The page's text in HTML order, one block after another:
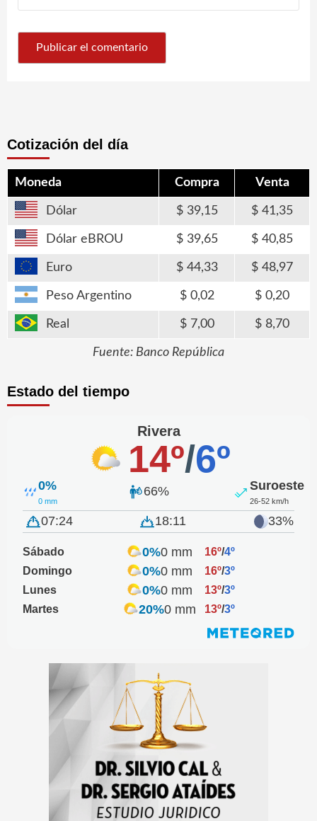
Cotización del día
Moneda Compra Venta
Dólar 39,15 41,35
Dólar eBROU 39,65 40,85
Euro 44,33 48,97
Peso Argentino 0,02 0,20
Real 7,00 8,70
Fuente: Banco República
Estado del tiempo
Rivera
14º/6º
0%
0 mm
66% Suroeste
26-52 km/h
07:24 18:11 33%
Sábado 0%0 mm 16º/4º
Domingo
0%0 mm 16º/3º
Lunes
0%0 mm 13º/3º
Martes
20%0 mm 13º/3º